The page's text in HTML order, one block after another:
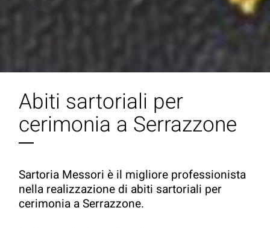
Abiti sartoriali per
cerimonia a Serrazzone
Sartoria Messori è il migliore professionista
nella realizzazione di abiti sartoriali per
cerimonia a Serrazzone.